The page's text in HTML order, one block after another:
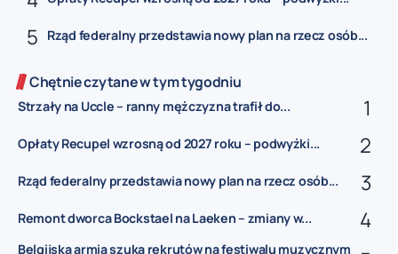
Rząd federalny przedstawia nowy plan na rzecz osób...
Chętnie czytane w tym tygodniu
Strzały na Uccle – ranny mężczyzna trafił do...
Opłaty Recupel wzrosną od 2027 roku – podwyżki...
Rząd federalny przedstawia nowy plan na rzecz osób...
Remont dworca Bockstael na Laeken – zmiany w...
Belgijska armia szuka rekrutów na festiwalu muzycznym